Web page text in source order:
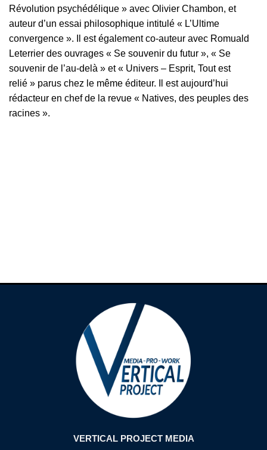
Révolution psychédélique » avec Olivier Chambon, et
auteur d’un essai philosophique intitulé « L’Ultime
convergence ». Il est également co-auteur avec Romuald
Leterrier des ouvrages « Se souvenir du futur », « Se
souvenir de l’au-delà » et « Univers – Esprit, Tout est
relié » parus chez le même éditeur. Il est aujourd’hui
rédacteur en chef de la revue « Natives, des peuples des
racines ».
VERTICAL PROJECT MEDIA